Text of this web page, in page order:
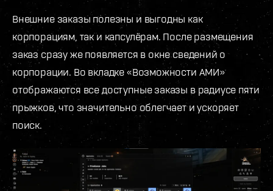
Внешние заказы полезны и выгодны как
корпорациям, так и капсулёрам. После размещения
заказ сразу же появляется в окне сведений о
корпорации. Во вкладке «Возможности АМИ»
отображаются все доступные заказы в радиусе пяти
прыжков, что значительно облегчает и ускоряет
поиск.